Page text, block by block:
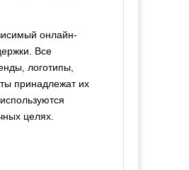
онлайн-
Все
логотипы,
принадлежат их
целях.